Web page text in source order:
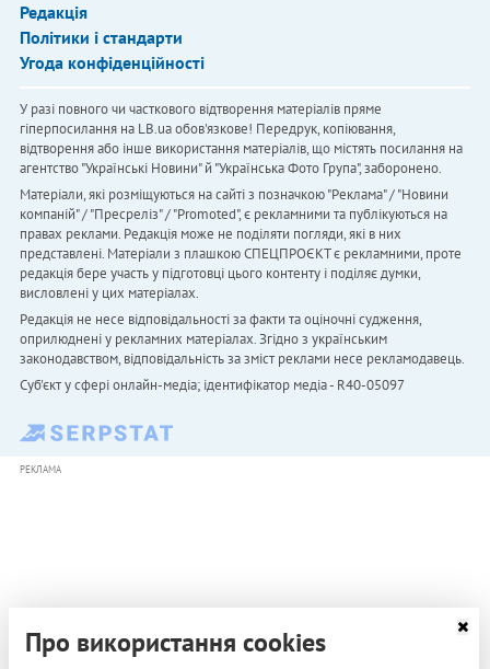
Редакція
Політики і стандарти
Угода конфіденційності
У разі повного чи часткового відтворення матеріалів пряме
гіперпосилання на LB.ua обов'язкове! Передрук, копіювання,
відтворення або інше використання матеріалів, що містять посилання на
агентство "Українськi Новини" й "Українська Фото Група", заборонено.
Матеріали, які розміщуються на сайті з позначкою "Реклама" / "Новини
компаній" / "Пресреліз" / "Promoted", є рекламними та публікуються на
правах реклами. Редакція може не поділяти погляди, які в них
представлені. Матеріали з плашкою СПЕЦПРОЄКТ є рекламними, проте
редакція бере участь у підготовці цього контенту і поділяє думки,
висловлені у цих матеріалах.
Редакція не несе відповідальності за факти та оціночні судження,
оприлюднені у рекламних матеріалах. Згідно з українським
законодавством, відповідальність за зміст реклами несе рекламодавець.
Cуб'єкт у сфері онлайн-медіа; ідентифікатор медіа - R40-05097
РЕКЛАМА
Про використання cookies